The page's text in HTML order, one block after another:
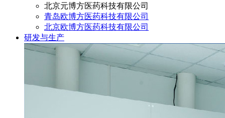
北京元博方医药科技有限公司
青岛欧博方医药科技有限公司
北京欧博方医药科技有限公司
研发与生产